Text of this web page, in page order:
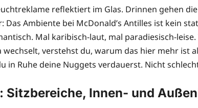
reflektiert im Glas. Drinnen gehen
Ambiente bei McDonald’s Antilles ist kein
Mal karibisch-laut, mal paradiesisch-
verstehst du, warum das hier mehr ist
in Ruhe deine Nuggets verdauerst. Nicht
Innen- und